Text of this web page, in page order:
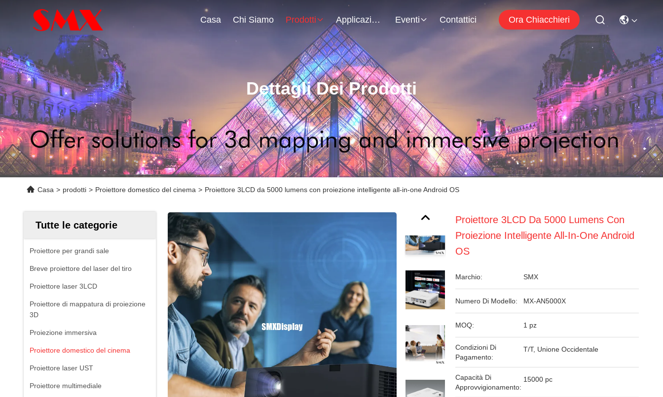
Casa Chi Siamo Prodotti Applicazione Eventi Contattici Ora Chiacchieri
Dettagli Dei Prodotti
Casa > prodotti > Proiettore domestico del cinema > Proiettore 3LCD da 5000 lumens con proiezione intelligente all-in-one Android OS
Tutte le categorie
Proiettore per grandi sale
Breve proiettore del laser del tiro
Proiettore laser 3LCD
Proiettore di mappatura di proiezione
3D
Proiezione immersiva
Proiettore domestico del cinema
Proiettore laser UST
Proiettore multimediale
Proiettore 3LCD Da 5000 Lumens Con
Proiezione Intelligente All-In-One Android
OS
Marchio: SMX
Numero Di Modello: MX-AN5000X
MOQ: 1 pz
Condizioni Di
Pagamento:
T/T, Unione Occidentale
Capacità Di
Approvvigionamento:
15000 pc